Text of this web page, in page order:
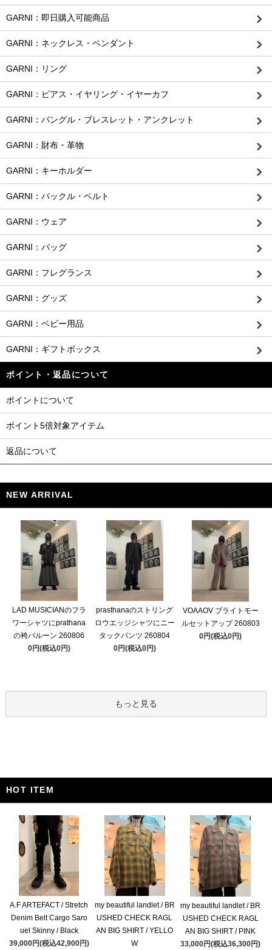
GARNI：即日購入可能商品
GARNI：ネックレス・ペンダント
GARNI：リング
GARNI：ピアス・イヤリング・イヤーカフ
GARNI：バングル・ブレスレット・アンクレット
GARNI：財布・革物
GARNI：キーホルダー
GARNI：バックル・ベルト
GARNI：ウェア
GARNI：バッグ
GARNI：フレグランス
GARNI：グッズ
GARNI：ベビー用品
GARNI：ギフトボックス
ポイント・返品について
ポイントについて
ポイント5倍対象アイテム
返品について
NEW ARRIVAL
LAD MUSICIANのフラ
ワーシャツにprathana
の袴バルーン 260806
0円(税込0円)
prasthanaのストリング
ロウエッジシャツにニー
タックパンツ 260804
0円(税込0円)
VOAAOV ブライトモー
ルセットアップ 260803
0円(税込0円)
もっと見る
HOT ITEM
A.F ARTEFACT / Stretch
Denim Belt Cargo Saro
uel Skinny / Black
39,000円(税込42,900円)
my beautiful landlet / BR
USHED CHECK RAGL
AN BIG SHIRT / YELLO
W
my beautiful landlet / BR
USHED CHECK RAGL
AN BIG SHIRT / PINK
33,000円(税込36,300円)